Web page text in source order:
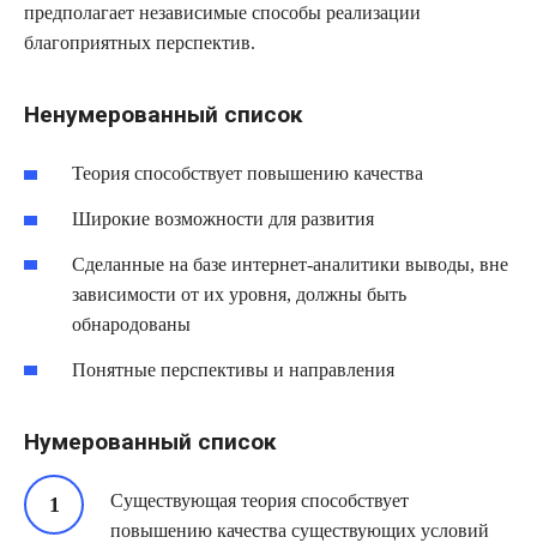
предполагает независимые способы реализации
благоприятных перспектив.
Ненумерованный список
Теория способствует повышению качества
Широкие возможности для развития
Сделанные на базе интернет-аналитики выводы, вне
зависимости от их уровня, должны быть
обнародованы
Понятные перспективы и направления
Нумерованный список
Существующая теория способствует
повышению качества существующих условий